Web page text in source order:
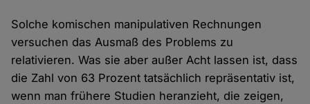
Solche komischen manipulativen Rechnungen
versuchen das Ausmaß des Problems zu
relativieren. Was sie aber außer Acht lassen ist, dass
die Zahl von 63 Prozent tatsächlich repräsentativ ist,
wenn man frühere Studien heranzieht, die zeigen,